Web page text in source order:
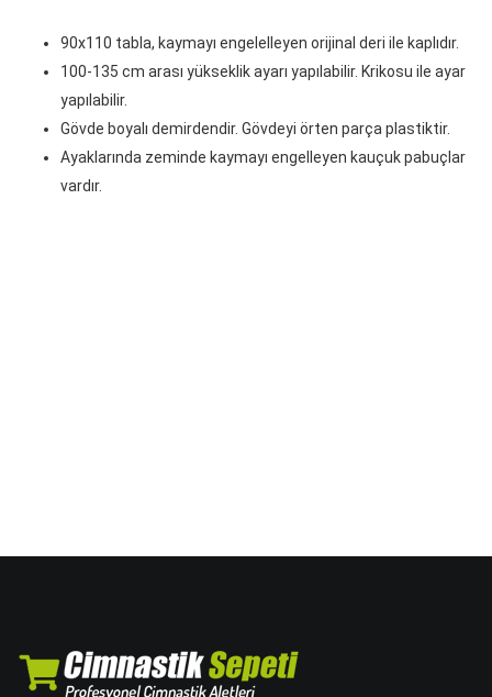
90x110 tabla, kaymayı engelelleyen orijinal deri ile kaplıdır.
100-135 cm arası yükseklik ayarı yapılabilir. Krikosu ile ayar
yapılabilir.
Gövde boyalı demirdendir. Gövdeyi örten parça plastiktir.
Ayaklarında zeminde kaymayı engelleyen kauçuk pabuçlar
vardır.